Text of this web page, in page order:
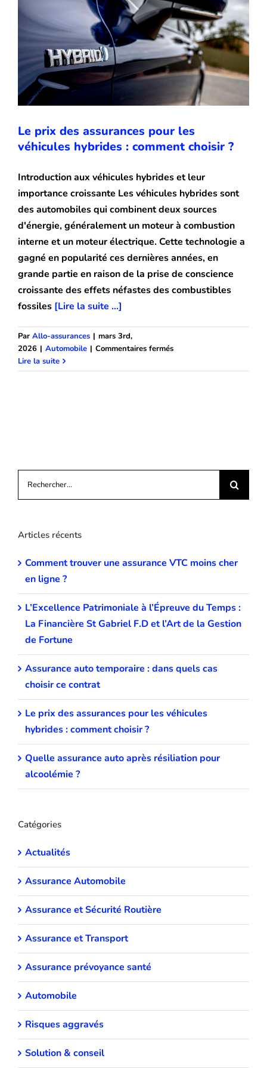
Blog
Le prix des assurances pour les
véhicules hybrides : comment choisir ?
Introduction aux véhicules hybrides et leur
importance croissante Les véhicules hybrides sont
des automobiles qui combinent deux sources
d'énergie, généralement un moteur à combustion
interne et un moteur électrique. Cette technologie a
gagné en popularité ces dernières années, en
grande partie en raison de la prise de conscience
croissante des effets néfastes des combustibles
fossiles [Lire la suite ...]
Par Allo-assurances | mars 3rd,
2026 | Automobile | Commentaires ferméssur
prix
comment
?
Lire la suite
Articles récents
Comment trouver une assurance VTC moins cher
en ligne ?
L’Excellence Patrimoniale à l’Épreuve du Temps :
La Financière St Gabriel F.D et l’Art de la Gestion
de Fortune
Assurance auto temporaire : dans quels cas
choisir ce contrat
Le prix des assurances pour les véhicules
hybrides : comment choisir ?
Quelle assurance auto après résiliation pour
alcoolémie ?
Catégories
Actualités
Assurance Automobile
Assurance et Sécurité Routière
Assurance et Transport
Assurance prévoyance santé
Automobile
Risques aggravés
Solution & conseil